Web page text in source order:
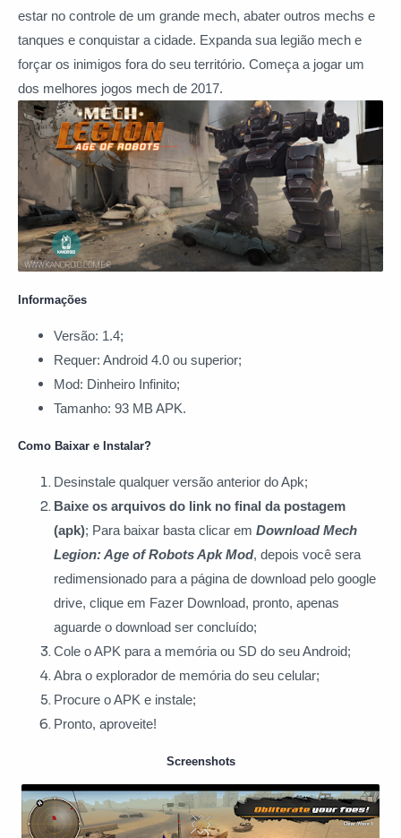
estar no controle de um grande mech, abater outros mechs e
tanques e conquistar a cidade. Expanda sua legião mech e
forçar os inimigos fora do seu território. Começa a jogar um
dos melhores jogos mech de 2017.
Informações
Versão: 1.4;
Requer: Android 4.0 ou superior;
Mod: Dinheiro Infinito;
Tamanho: 93 MB APK.
Como Baixar e Instalar?
Desinstale qualquer versão anterior do Apk;
Baixe os arquivos do link no final da postagem
(apk); Para baixar basta clicar em Download Mech
Legion: Age of Robots Apk Mod, depois você sera
redimensionado para a página de download pelo google
drive, clique em Fazer Download, pronto, apenas
aguarde o download ser concluído;
Cole o APK para a memória ou SD do seu Android;
Abra o explorador de memória do seu celular;
Procure o APK e instale;
Pronto, aproveite!
Screenshots